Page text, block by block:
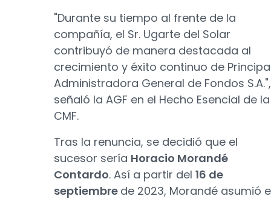
"Durante su tiempo al frente de la
compañía, el Sr. Ugarte del Solar
contribuyó de manera destacada al
crecimiento y éxito continuo de
Administradora General de Fondos S.A.",
señaló la AGF en el Hecho Esencial de la
CMF.
Tras la renuncia, se decidió que el
sucesor sería Horacio Morandé
Contardo. Así a partir del 16 de
septiembre de 2023, Morandé asumió